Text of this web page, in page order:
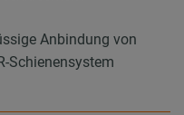
Anbindung von
Schienensystem